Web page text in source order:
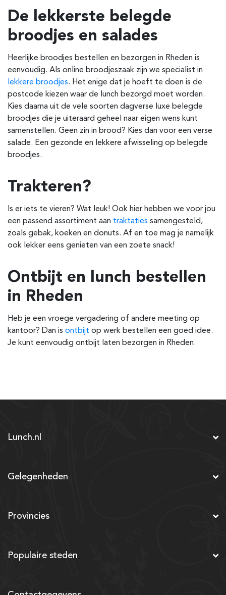
De lekkerste belegde
broodjes en salades
Heerlijke broodjes bestellen en bezorgen in Rheden is
eenvoudig. Als online broodjeszaak zijn we specialist in
lekkere broodjes. Het enige dat je hoeft te doen is de
postcode kiezen waar de lunch bezorgd moet worden.
Kies daarna uit de vele soorten dagverse luxe belegde
broodjes die je uiteraard geheel naar eigen wens kunt
samenstellen. Geen zin in brood? Kies dan voor een verse
salade. Een gezonde en lekkere afwisseling op belegde
broodjes.
Trakteren?
Is er iets te vieren? Wat leuk! Ook hier hebben we voor jou
een passend assortiment aan traktaties samengesteld,
zoals gebak, koeken en donuts. Af en toe mag je namelijk
ook lekker eens genieten van een zoete snack!
Ontbijt en lunch bestellen
in Rheden
Heb je een vroege vergadering of andere meeting op
kantoor? Dan is ontbijt op werk bestellen een goed idee.
Je kunt eenvoudig ontbijt laten bezorgen in Rheden.
Lunch.nl
Gelegenheden
Provincies
Populaire steden